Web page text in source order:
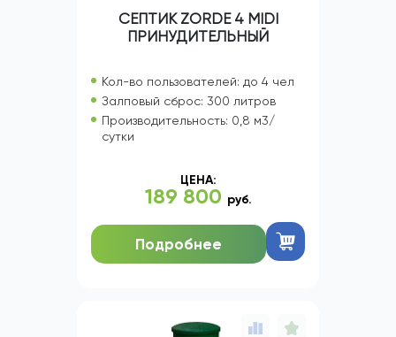
СЕПТИК ZORDE 4 MIDI
ПРИНУДИТЕЛЬНЫЙ
Кол-во пользователей: до 4 чел
Залповый сброс: 300 литров
Производительность: 0,8 м3/
сутки
ЦЕНА:
189 800 руб.
Подробнее